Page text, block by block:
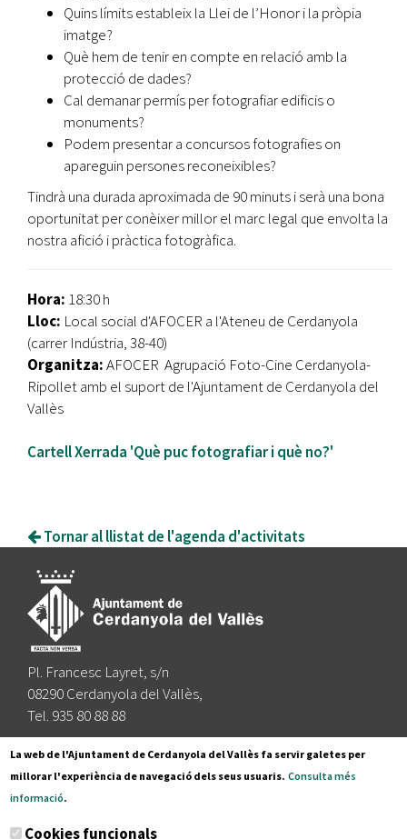
Quins límits estableix la Llei de l’Honor i la pròpia
imatge?
Què hem de tenir en compte en relació amb la
protecció de dades?
Cal demanar permís per fotografiar edificis o
monuments?
Podem presentar a concursos fotografies on
apareguin persones reconeixibles?
Tindrà una durada aproximada de 90 minuts i serà una bona
oportunitat per conèixer millor el marc legal que envolta la
nostra afició i pràctica fotogràfica.
Hora: 18:30 h
Lloc: Local social d'AFOCER a l'Ateneu de Cerdanyola
(carrer Indústria, 38-40)
Organitza:AFOCER Agrupació Foto-Cine Cerdanyola-
Ripollet amb el suport de l'Ajuntament de Cerdanyola del
Vallès
Cartell Xerrada 'Què puc fotografiar i què no?'
Tornar al llistat de l'agenda d'activitats
Pl. Francesc Layret, s/n
08290 Cerdanyola del Vallès,
Tel. 935 80 88 88
Segueix-nos a:
Subscriu-te al nostre butlletí
La web de l'Ajuntament de Cerdanyola del Vallès fa servir galetes per
millorar l'experiència de navegació dels seus usuaris. Consulta més
informació.
Cookies funcionals